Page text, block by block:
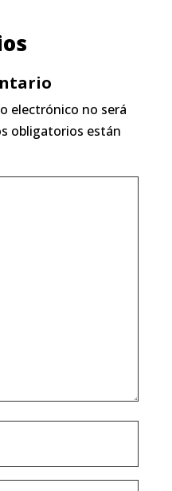
electrónico no será
obligatorios están